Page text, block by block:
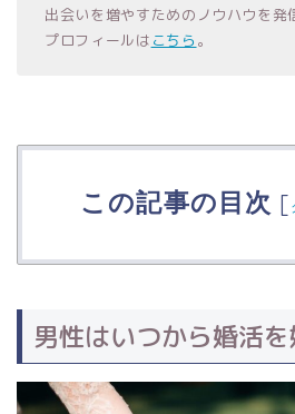
出会いを増やすためのノウハウを発
プロフィールは こちら 。
この記事の目次 [
男性はいつから婚活